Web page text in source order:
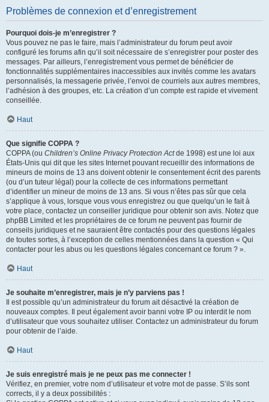
Problèmes de connexion et d’enregistrement
Pourquoi dois-je m’enregistrer ?
Vous pouvez ne pas le faire, mais l’administrateur du forum peut avoir
configuré les forums afin qu’il soit nécessaire de s’enregistrer pour poster des
messages. Par ailleurs, l’enregistrement vous permet de bénéficier de
fonctionnalités supplémentaires inaccessibles aux invités comme les avatars
personnalisés, la messagerie privée, l’envoi de courriels aux autres membres,
l’adhésion à des groupes, etc. La création d’un compte est rapide et vivement
conseillée.
Haut
Que signifie COPPA ?
COPPA (ou Children’s Online Privacy Protection Actde 1998) est une loi aux
États-Unis qui dit que les sites Internet pouvant recueillir des informations de
mineurs de moins de 13 ans doivent obtenir le consentement écrit des parents
(ou d’un tuteur légal) pour la collecte de ces informations permettant
d’identifier un mineur de moins de 13 ans. Si vous n’êtes pas sûr que cela
s’applique à vous, lorsque vous vous enregistrez ou que quelqu’un le fait à
votre place, contactez un conseiller juridique pour obtenir son avis. Notez que
phpBB Limited et les propriétaires de ce forum ne peuvent pas fournir de
conseils juridiques et ne sauraient être contactés pour des questions légales
de toutes sortes, à l’exception de celles mentionnées dans la question « Qui
contacter pour les abus ou les questions légales concernant ce forum ? ».
Haut
Je souhaite m’enregistrer, mais je n’y parviens pas !
Il est possible qu’un administrateur du forum ait désactivé la création de
nouveaux comptes. Il peut également avoir banni votre IP ou interdit le nom
d’utilisateur que vous souhaitez utiliser. Contactez un administrateur du forum
pour obtenir de l’aide.
Haut
Je suis enregistré mais je ne peux pas me connecter !
Vérifiez, en premier, votre nom d’utilisateur et votre mot de passe. S’ils sont
corrects, il y a deux possibilités :